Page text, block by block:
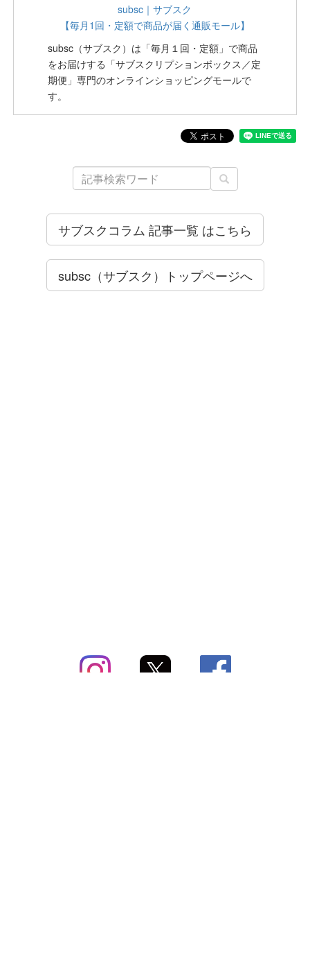
subsc｜サブスク
【毎月1回・定額で商品が届く通販モール】
subsc（サブスク）は「毎月１回・定額」で商品
をお届けする「サブスクリプションボックス／定
期便」専門のオンラインショッピングモールで
す。
サブスクコラム 記事一覧 はこちら
subsc（サブスク）トップページへ